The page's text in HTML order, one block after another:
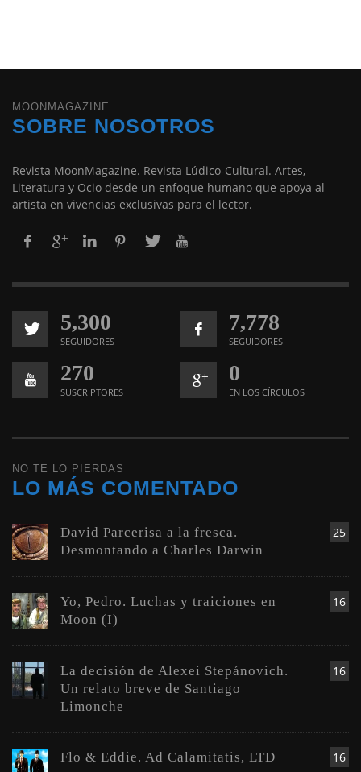
MOONMAGAZINE
SOBRE NOSOTROS
Revista MoonMagazine. Revista Lúdico-Cultural. Artes,
Literatura y Ocio desde un enfoque humano que apoya al
artista en vivencias exclusivas para el lector.
5,300
SEGUIDORES
7,778
SEGUIDORES
270
SUSCRIPTORES
0
EN LOS CÍRCULOS
NO TE LO PIERDAS
LO MÁS COMENTADO
25
David Parcerisa a la fresca.
Desmontando a Charles Darwin
16
Yo, Pedro. Luchas y traiciones en
Moon (I)
16
La decisión de Alexei Stepánovich.
Un relato breve de Santiago
Limonche
16
Flo & Eddie. Ad Calamitatis, LTD